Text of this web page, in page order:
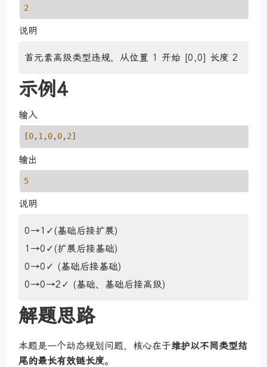
2
说明
首元素高级类型违规，从位置 1 开始 [0,0] 长度 2
示例4
输入
[0, 1, 0, 0, 2]
输出
5
说明
0→1✓(基础后接扩展)
1→0✓(扩展后接基础)
0→0✓ (基础后接基础)
0→0→2✓ (基础、基础后接高级)
解题思路
本题是一个动态规划问题，核心在于维护以不同类型结
尾的最长有效链长度。